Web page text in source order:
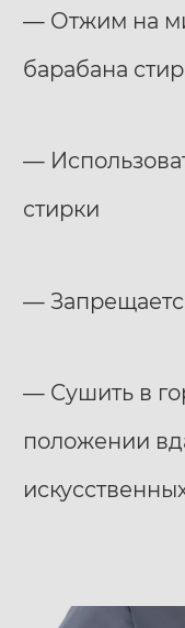
— Отжим на
барабана
—
стирки
—
— Сушить в
положении